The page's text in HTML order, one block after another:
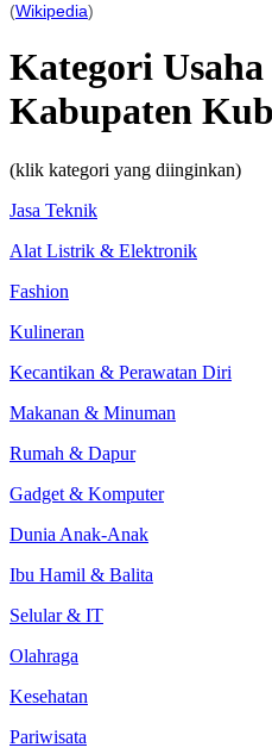
(Wikipedia)
Kategori
Kabupaten
(klik kategori yang diinginkan)
Jasa Teknik
Alat Listrik & Elektronik
Fashion
Kulineran
Kecantikan & Perawatan Diri
Makanan & Minuman
Rumah & Dapur
Gadget & Komputer
Dunia Anak-Anak
Ibu Hamil & Balita
Selular & IT
Olahraga
Kesehatan
Pariwisata